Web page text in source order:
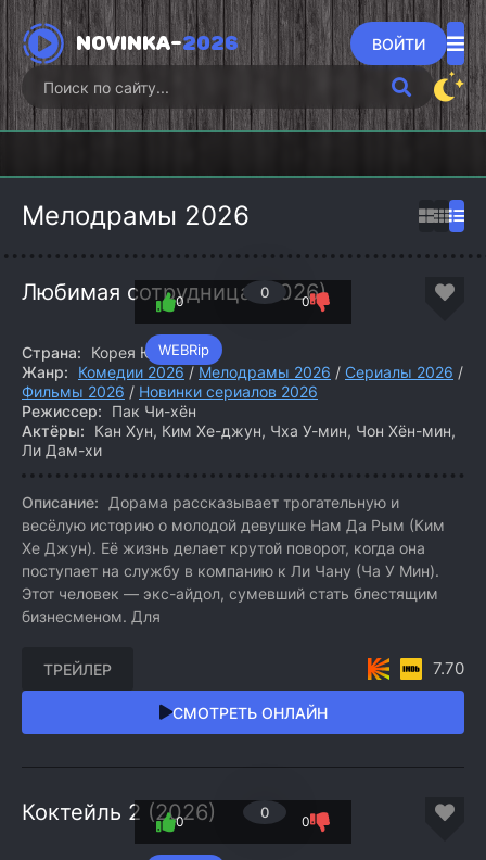
NOVINKA-2026 ВОЙТИ
Викинги:
Вальхалла
Фоллаут (2026)
Гангстерленд
(2026)
Мелодрамы 2026
Любимая сотрудница (2026)
WEBRip
0
0 0
Страна:
Корея Южная
Жанр:
Комедии 2026 / Мелодрамы 2026 / Сериалы 2026 /
Фильмы 2026 / Новинки сериалов 2026
Режиссер:
Пак Чи-хён
Актёры:
Кан Хун, Ким Хе-джун, Чха У-мин, Чон Хён-мин,
Ли Дам-хи
Описание:
Дорама рассказывает трогательную и
весёлую историю о молодой девушке Нам Да Рым (Ким
Хе Джун). Её жизнь делает крутой поворот, когда она
поступает на службу в компанию к Ли Чану (Ча У Мин).
Этот человек — экс-айдол, сумевший стать блестящим
бизнесменом. Для
СМОТРЕТЬ ОНЛАЙН
ТРЕЙЛЕР 7.70
Коктейль 2 (2026) 0
0 0